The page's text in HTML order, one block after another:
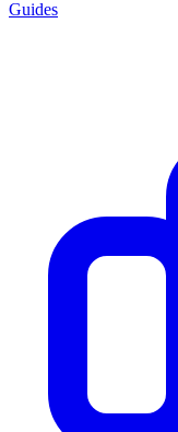
Guides